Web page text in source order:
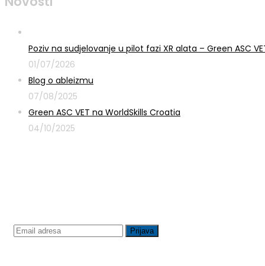
Poziv na sudjelovanje u pilot fazi XR alata – Green ASC
01/07/2026
Blog o ableizmu
07/08/2025
Green ASC VET na WorldSkills Croatia
04/10/2025